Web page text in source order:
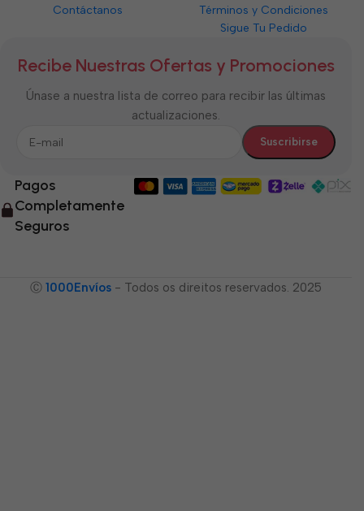
Contáctanos
Términos y Condiciones
Sigue Tu Pedido
Recibe Nuestras Ofertas y Promociones
Únase a nuestra lista de correo para recibir las últimas
actualizaciones.
Pagos
Completamente
Seguros
Ⓒ 1000Envíos - Todos os direitos reservados. 2025